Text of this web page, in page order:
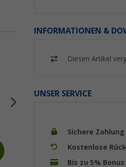
INFORMATIONEN &
Diesen Artikel
UNSER SERVICE
Sichere
Kostenlose
Bis zu 5%
(13)
UVP 19,99 €